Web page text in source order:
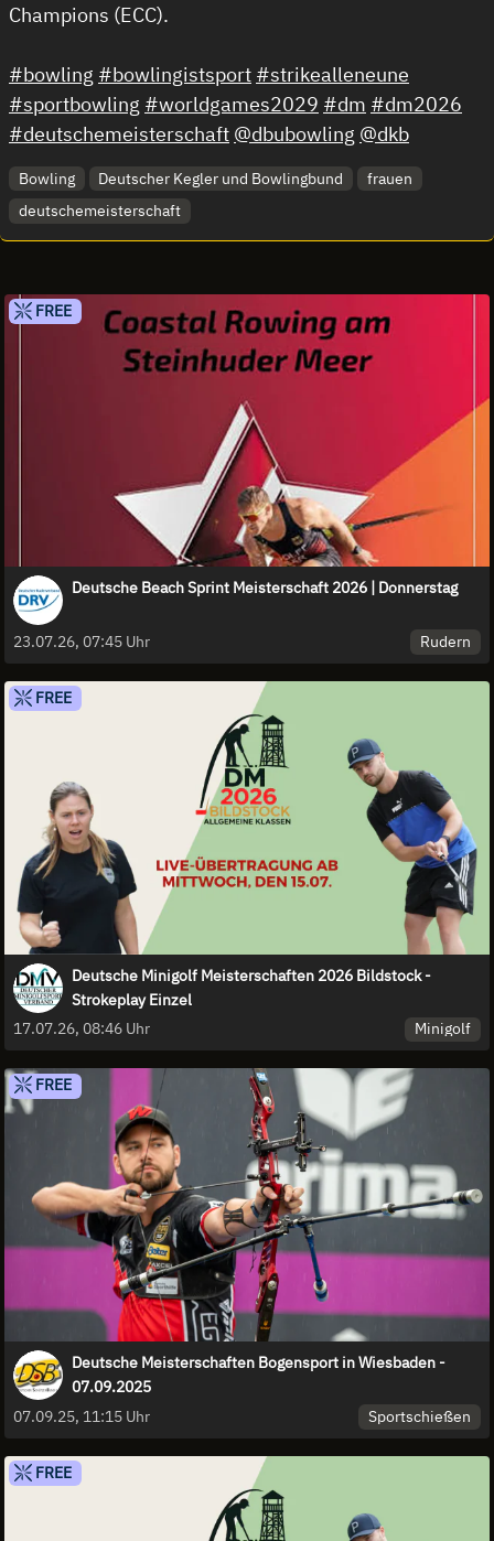
Champions (ECC).
#bowling #bowlingistsport #strikealleneune
#sportbowling #worldgames2029 #dm #dm2026
#deutschemeisterschaft @dbubowling @dkb
Bowling Deutscher Kegler und Bowlingbund
frauen
deutschemeisterschaft
FREE
Deutsche Beach Sprint Meisterschaft 2026 | Donnerstag
23.07.26, 07:45 Uhr Rudern
FREE
Deutsche Minigolf Meisterschaften 2026 Bildstock -
Strokeplay Einzel
17.07.26, 08:46 Uhr
Minigolf
FREE
Deutsche Meisterschaften Bogensport in Wiesbaden -
07.09.2025
07.09.25, 11:15 Uhr
Sportschießen
FREE